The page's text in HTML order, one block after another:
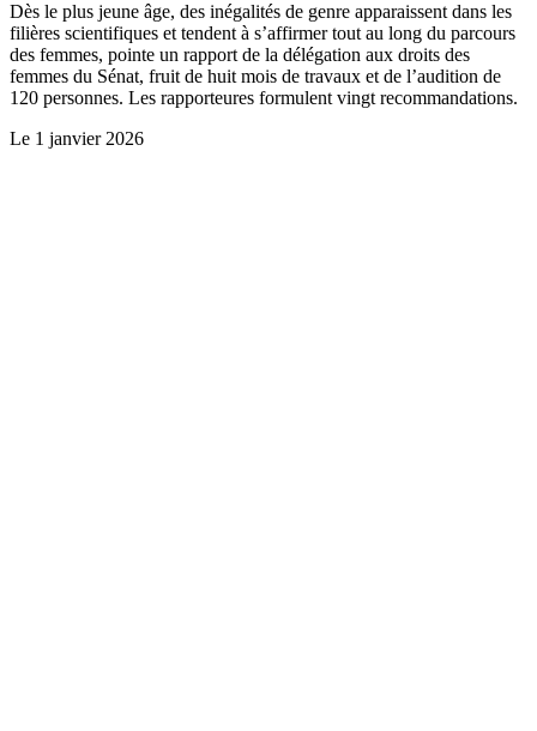
Dès le plus jeune âge, des inégalités de genre apparaissent dans les
filières scientifiques et tendent à s’affirmer tout au long du parcours
des femmes, pointe un rapport de la délégation aux droits des
femmes du Sénat, fruit de huit mois de travaux et de l’audition de
120 personnes. Les rapporteures formulent vingt recommandations.
Le 1 janvier 2026